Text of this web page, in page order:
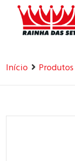
Home Produtos
Início Produtos